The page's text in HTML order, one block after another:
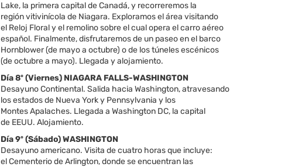
Lake, la primera capital de Canadá, y recorreremos la
región vitivinícola de Niagara. Exploramos el área visitando
el Reloj Floral y el remolino sobre el cual opera el carro aéreo
español. Finalmente, disfrutaremos de un paseo en el barco
Hornblower (de mayo a octubre) o de los túneles escénicos
(de octubre a mayo). Llegada y alojamiento.
Día 8º (Viernes) NIAGARA FALLS-WASHINGTON
Desayuno Continental. Salida hacia Washington, atravesando
los estados de Nueva York y Pennsylvania y los
Montes Apalaches. Llegada a Washington DC, la capital
de EEUU. Alojamiento.
Día 9º (Sábado) WASHINGTON
Desayuno americano. Visita de cuatro horas que incluye:
el Cementerio de Arlington, donde se encuentran las